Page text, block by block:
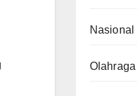
Nasional
Olahraga